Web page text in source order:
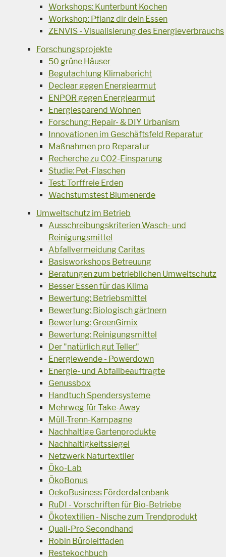
Workshops: Kunterbunt Kochen
Workshop: Pflanz dir dein Essen
ZENVIS - Visualisierung des Energieverbrauchs
Forschungsprojekte
50 grüne Häuser
Begutachtung Klimabericht
Declear gegen Energiearmut
ENPOR gegen Energiearmut
Energiesparend Wohnen
Forschung: Repair- & DIY Urbanism
Innovationen im Geschäftsfeld Reparatur
Maßnahmen pro Reparatur
Recherche zu CO2-Einsparung
Studie: Pet-Flaschen
Test: Torffreie Erden
Wachstumstest Blumenerde
Umweltschutz im Betrieb
Ausschreibungskriterien Wasch- und
Reinigungsmittel
Abfallvermeidung Caritas
Basisworkshops Betreuung
Beratungen zum betrieblichen Umweltschutz
Besser Essen für das Klima
Bewertung: Betriebsmittel
Bewertung: Biologisch gärtnern
Bewertung: GreenGimix
Bewertung: Reinigungsmittel
Der "natürlich gut Teller"
Energiewende - Powerdown
Energie- und Abfallbeauftragte
Genussbox
Handtuch Spendersysteme
Mehrweg für Take-Away
Müll-Trenn-Kampagne
Nachhaltige Gartenprodukte
Nachhaltigkeitssiegel
Netzwerk Naturtextiler
Öko-Lab
ÖkoBonus
OekoBusiness Förderdatenbank
RuDI - Vorschriften für Bio-Betriebe
Ökotextilien - Nische zum Trendprodukt
Quali-Pro Secondhand
Robin Büroleitfaden
Restekochbuch